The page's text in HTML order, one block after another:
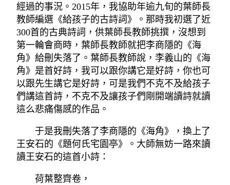
經過的事況。2015年，我協助年逾九旬的葉師長
教師編選《給孩子的古詩詞》。那時我初選了近
300首的古典詩詞，供葉師長教師挑撰，沒想到
第一輪會商時，葉師長教師就把李商隱的《海
角》給刪失落了。葉師長教師說，李義山的《海
角》是首好詩，我可以跟你講它是好詩，你也可
以跟先生講它是好詩，可是我們不克不及給孩子
們講這首詩，不克不及讓孩子們剛開端讀詩就讀
這么悲痛傷感的作品。
于是我刪失落了李商隱的《海角》，換上了
王安石的《題何氏宅園亭》。大師無妨一路來讀
讀王安石的這首小詩：
荷葉整齊卷，